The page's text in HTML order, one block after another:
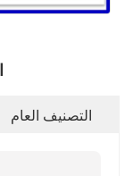
التصنيف العام